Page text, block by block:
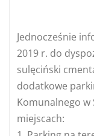
Jednocześnie
2019 r. do
sulęciński
dodatkowe
Komunalnego w
miejscach: